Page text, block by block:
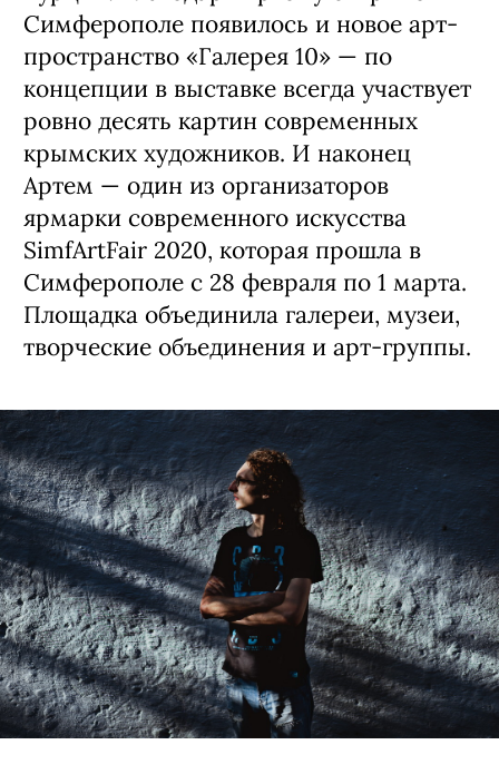
Симферополе появилось и новое арт-
пространство «Галерея 10» — по
концепции в выставке всегда участвует
ровно десять картин современных
крымских художников. И наконец
Артем — один из организаторов
ярмарки современного искусства
SimfArtFair 2020, которая прошла в
Симферополе с 28 февраля по 1 марта.
Площадка объединила галереи, музеи,
творческие объединения и арт-группы.